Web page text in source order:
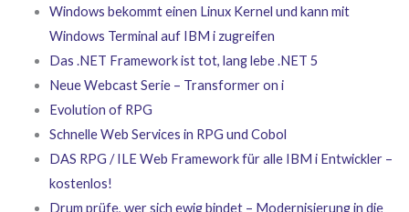
Windows bekommt einen Linux Kernel und kann mit
Windows Terminal auf IBM i zugreifen
Das .NET Framework ist tot, lang lebe .NET 5
Neue Webcast Serie – Transformer on i
Evolution of RPG
Schnelle Web Services in RPG und Cobol
DAS RPG / ILE Web Framework für alle IBM i Entwickler –
kostenlos!
Drum prüfe, wer sich ewig bindet – Modernisierung in die